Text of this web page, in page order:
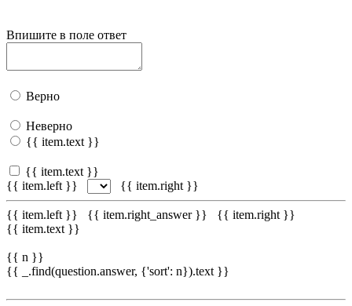
Впишите в поле ответ
Верно
Неверно
{{ item.text }}
{{ item.text }}
{{ item.left }}
{{ item.right }}
{{ item.left }} {{ item.right_answer }}
{{ item.right }}
{{ item.text }}
{{ n }}
{{ _.find(question.answer, {'sort': n}).text }}